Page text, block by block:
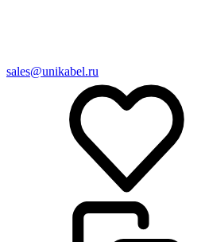
sales@unikabel.ru